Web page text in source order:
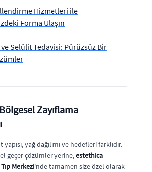
Hizmetleri ile
Forma Ulaşın
ve Selülit Tedavisi: Pürüzsüz Bir
Zayıflama
yağ dağılımı ve hedefleri farklıdır.
geçer çözümler yerine,estethica
Merkezi'nde tamamen size özel olarak